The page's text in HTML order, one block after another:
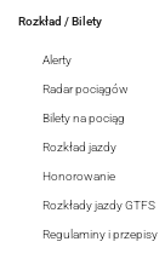
Rozkład / Bilety
Alerty
Radar pociągów
Bilety na pociąg
Rozkład jazdy
Honorowanie
Rozkłady jazdy GTFS
Regulaminy i przepisy